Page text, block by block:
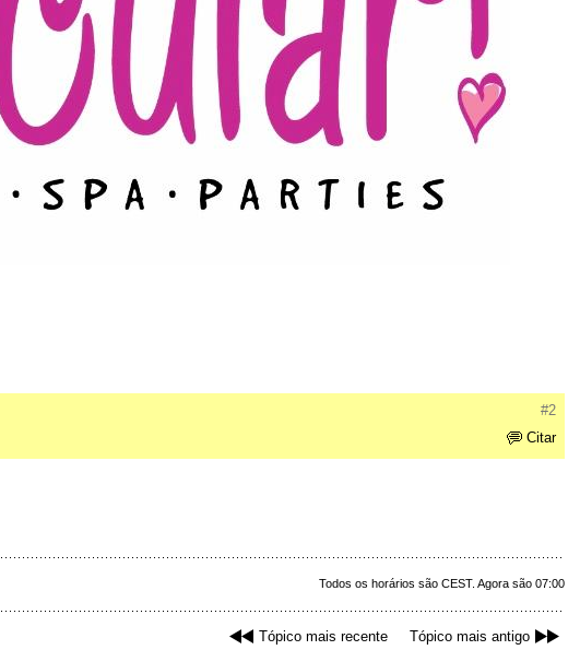
#2
Citar
Todos os horários são CEST. Agora são 07:00
Tópico mais recente Tópico mais antigo